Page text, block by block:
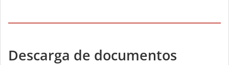
Descarga de documentos